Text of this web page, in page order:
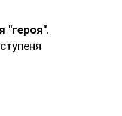
"героя".